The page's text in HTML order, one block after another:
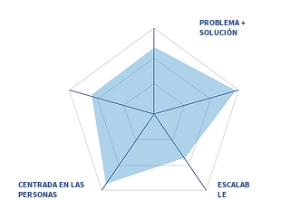
PROBLEMA +
SOLUCIÓN
CENTRADA EN LAS
PERSONAS
ESCALAB
LE